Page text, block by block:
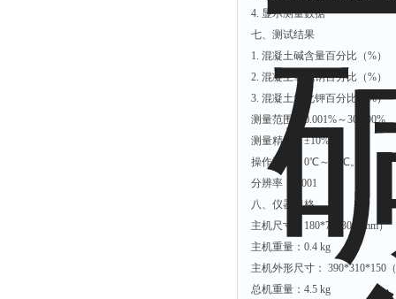
4. 显示测量数据
七、测试结果
1. 混凝土碱含量百分比（%）
2. 混凝土氧化钠百分比（%）
3. 混凝土氧化钾百分比（%）
测量范围：0.001%～30.000%
测量精度：±10%
操作温度：0℃～45℃。
分辨率：0.001
八、仪器规格
主机尺寸：180*70*30（mm）
主机重量：0.4 kg
主机外形尺寸： 390*310*150
总机重量：4.5 kg